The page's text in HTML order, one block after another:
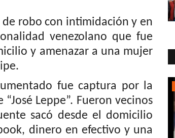
con intimidación y en
venezolano que fue
y amenazar a una mujer
fue captura por la
Leppe”. Fueron vecinos
sacó desde el domicilio
dinero en efectivo y una